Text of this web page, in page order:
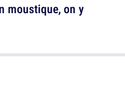
moustique, on y